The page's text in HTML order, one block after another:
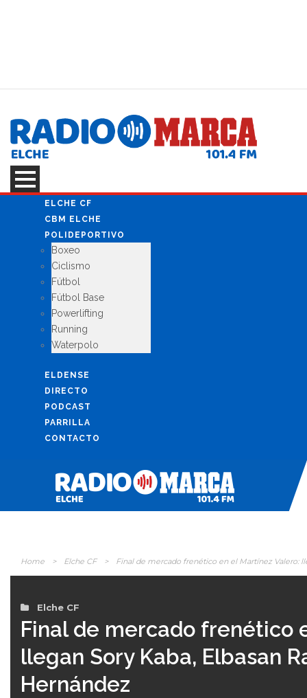
ELCHE CF
CBM ELCHE
POLIDEPORTIVO
Boxeo
Ciclismo
Fútbol
Fútbol Base
Powerlifting
Running
Waterpolo
ELDENSE
DIRECTO
PODCAST
PARRILLA
CONTACTO
Home > Elche CF > Final de mercado frenético en el Martínez Valero:
Elche CF
Final de mercado frenético
llegan Sory Kaba, Elbasan
Hernández